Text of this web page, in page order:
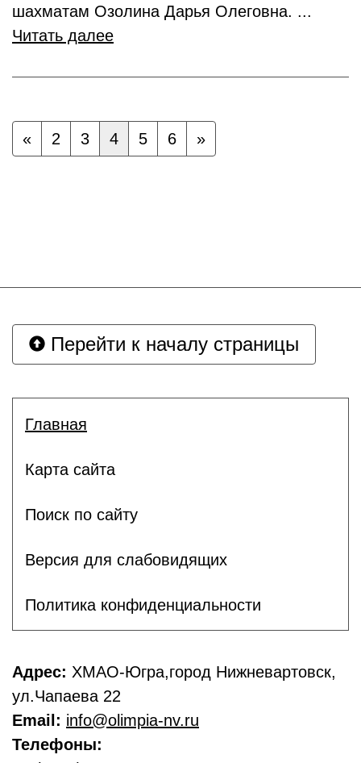
шахматам Озолина Дарья Олеговна. ...
Читать далее
« 2 3 4 5 6 »
Перейти к началу страницы
Главная
Карта сайта
Поиск по сайту
Версия для слабовидящих
Политика конфиденциальности
Адрес: ХМАО-Югра,город Нижневартовск,
ул.Чапаева 22
Email: info@olimpia-nv.ru
Телефоны: